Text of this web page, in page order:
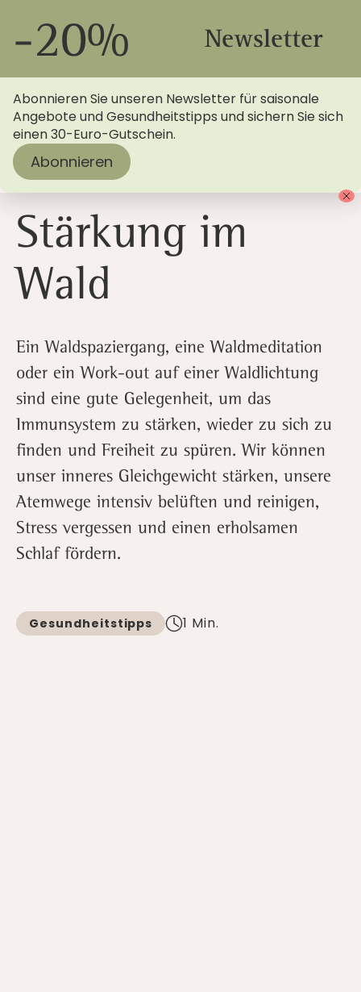
Startseite>Blog> Fit in den Herbst: Stärkung im Wald
Stärkung im
Wald
Ein Waldspaziergang, eine Waldmeditation
oder ein Work-out auf einer Waldlichtung
sind eine gute Gelegenheit, um das
Immunsystem zu stärken, wieder zu sich zu
finden und Freiheit zu spüren. Wir können
unser inneres Gleichgewicht stärken, unsere
Atemwege intensiv belüften und reinigen,
Stress vergessen und einen erholsamen
Schlaf fördern.
Gesundheitstipps 1 Min.
-20% Newsletter
Abonnieren Sie unseren Newsletter für saisonale
Angebote und Gesundheitstipps und sichern Sie sich
einen 30-Euro-Gutschein.
Abonnieren